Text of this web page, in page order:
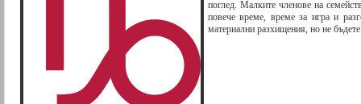
поглед. Малките членове на
повече време, време за игра и
материални разхищения, но не